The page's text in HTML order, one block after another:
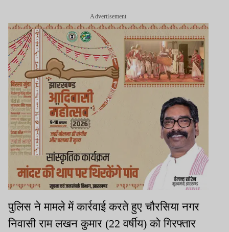
Advertisement
पुलिस ने मामले में कार्रवाई करते हुए चौरसिया नगर
निवासी राम लखन कुमार (22 वर्षीय) को गिरफ्तार